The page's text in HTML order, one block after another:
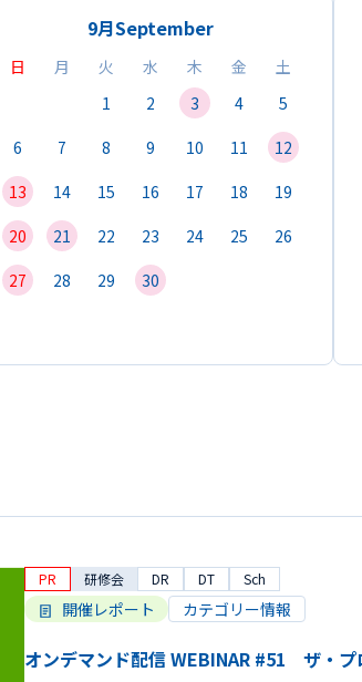
9月September
日 月 火 水 木 金
土
1
2 3 4
5
6
7 8 9 10 11
12
13
14 15 16 17 18
19
20
21 22 23 24 25
26
27
28 29 30
PR 研修会 DR DT Sch
開催レポート カテゴリー情報
オンデマンド配信 WEBINAR #51 ザ・